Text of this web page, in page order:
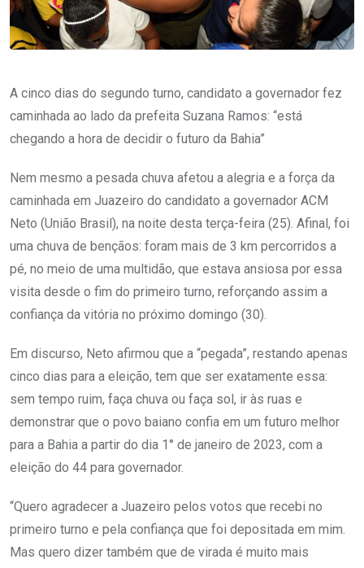
A cinco dias do segundo turno, candidato a governador fez
caminhada ao lado da prefeita Suzana Ramos: “está
chegando a hora de decidir o futuro da Bahia”
Nem mesmo a pesada chuva afetou a alegria e a força da
caminhada em Juazeiro do candidato a governador ACM
Neto (União Brasil), na noite desta terça-feira (25). Afinal, foi
uma chuva de bençãos: foram mais de 3 km percorridos a
pé, no meio de uma multidão, que estava ansiosa por essa
visita desde o fim do primeiro turno, reforçando assim a
confiança da vitória no próximo domingo (30).
Em discurso, Neto afirmou que a “pegada”, restando apenas
cinco dias para a eleição, tem que ser exatamente essa:
sem tempo ruim, faça chuva ou faça sol, ir às ruas e
demonstrar que o povo baiano confia em um futuro melhor
para a Bahia a partir do dia 1° de janeiro de 2023, com a
eleição do 44 para governador.
“Quero agradecer a Juazeiro pelos votos que recebi no
primeiro turno e pela confiança que foi depositada em mim.
Mas quero dizer também que de virada é muito mais